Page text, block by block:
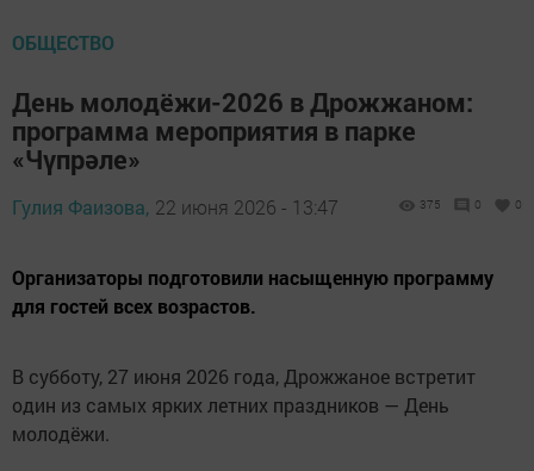
ОБЩЕСТВО
День молодёжи-2026 в Дрожжаном:
программа мероприятия в парке
«Чүпрәле»
Гулия Фаизова, 22 июня 2026 - 13:47 375 0 0
Организаторы подготовили насыщенную программу
для гостей всех возрастов.
В субботу, 27 июня 2026 года, Дрожжаное встретит
один из самых ярких летних праздников — День
молодёжи.